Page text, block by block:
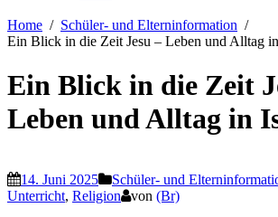
Home
Schüler- und Elterninformation
Ein Blick in die Zeit Jesu – Leben und Alltag
Ein Blick in die Zeit
Leben und Alltag in
14. Juni 2025 Schüler- und
Unterricht, Religion von (Br)